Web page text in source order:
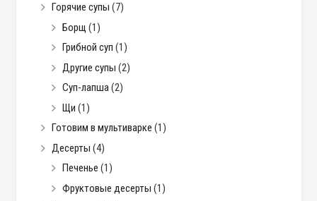
Горячие супы (7)
Борщ (1)
Грибной суп (1)
Другие супы (2)
Суп-лапша(2)
Щи (1)
Готовим в мультиварке (1)
Десерты (4)
Печенье (1)
Фруктовые десерты (1)